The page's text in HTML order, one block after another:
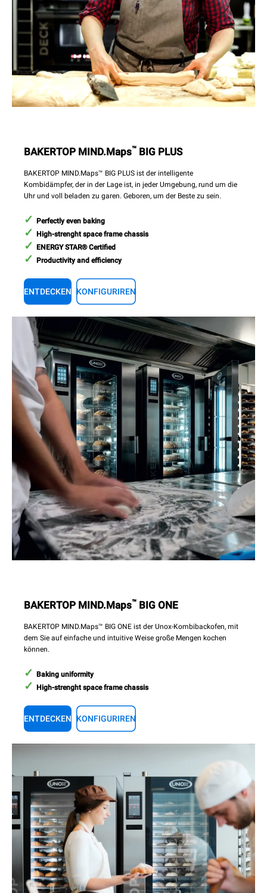
BAKERTOP MIND.Maps™ BIG PLUS
BAKERTOP MIND.Maps™ BIG PLUS ist der intelligente
Kombidämpfer, der in der Lage ist, in jeder Umgebung, rund um die
Uhr und voll beladen zu garen. Geboren, um der Beste zu sein.
Perfectly even baking
High-strenght space frame chassis
ENERGY STAR® Certified
Productivity and efficiency
ENTDECKEN KONFIGURIREN
BAKERTOP MIND.Maps™ BIG ONE
BAKERTOP MIND.Maps™ BIG ONE ist der Unox-Kombibackofen, mit
dem Sie auf einfache und intuitive Weise große Mengen kochen
können.
Baking uniformity
High-strenght space frame chassis
ENTDECKEN KONFIGURIREN